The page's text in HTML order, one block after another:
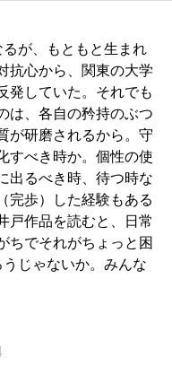
が、もともと生まれ
抗心から、関東の大学
発していた。それでも
は、各自の矜持のぶつ
が研磨されるから。守
すべき時か。個性の使
出るべき時、待つ時な
完歩）した経験もある
戸作品を読むと、日常
ちでそれがちょっと困
じゃないか。みんな